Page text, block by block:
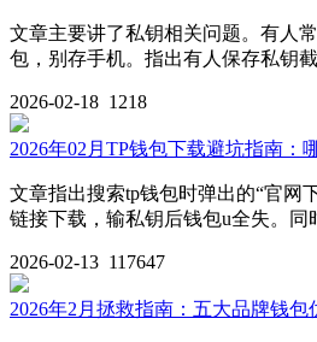
文章主要讲了私钥相关问题。有人
包，别存手机。指出有人保存私钥
2026-02-18 1218
2026年02月TP钱包下载避坑指南：
文章指出搜索tp钱包时弹出的“官网
链接下载，输私钥后钱包u全失。同
2026-02-13 117647
2026年2月拯救指南：五大品牌钱